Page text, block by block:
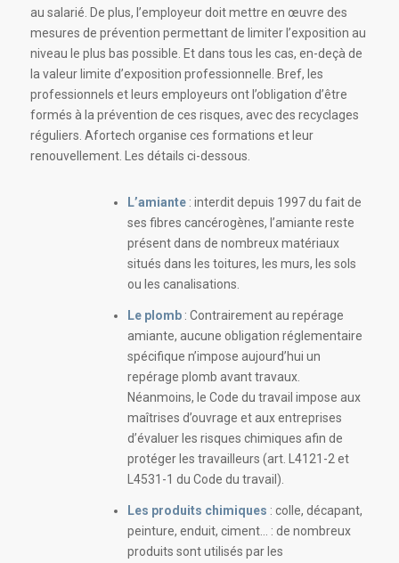
au salarié. De plus, l’employeur doit mettre en œuvre des
mesures de prévention permettant de limiter l’exposition au
niveau le plus bas possible. Et dans tous les cas, en-deçà de
la valeur limite d’exposition professionnelle. Bref, les
professionnels et leurs employeurs ont l’obligation d’être
formés à la prévention de ces risques, avec des recyclages
réguliers. Afortech organise ces formations et leur
renouvellement. Les détails ci-dessous.
L’amiante: interdit depuis 1997 du fait de
ses fibres cancérogènes, l’amiante reste
présent dans de nombreux matériaux
situés dans les toitures, les murs, les sols
ou les canalisations.
Le plomb: Contrairement au repérage
amiante, aucune obligation réglementaire
spécifique n’impose aujourd’hui un
repérage plomb avant travaux.
Néanmoins, le Code du travail impose aux
maîtrises d’ouvrage et aux entreprises
d’évaluer les risques chimiques afin de
protéger les travailleurs (art. L4121-2 et
L4531-1 du Code du travail).
Les produits chimiques : colle, décapant,
peinture, enduit, ciment… : de nombreux
produits sont utilisés par les